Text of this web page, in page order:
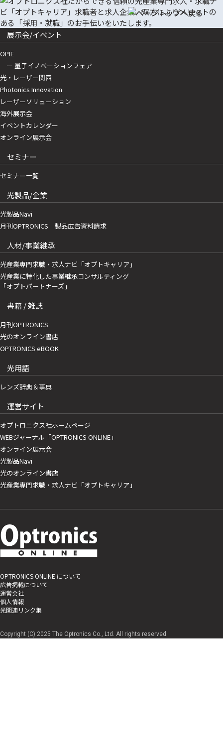
展示会/イベント
OPIE
ー 量子イノベーションフェア
光・レーザー関西
Photonics Innovation
レーザーソリューション
海外展示会
イベントカレンダー
オンライン展示会
セミナー
セミナー一覧
光製品/企業
光製品Navi
月刊OPTRONICS 製品広告資料請求
人材/事業継承
光産業専門求職・求人ナビ「オプトキャリア」
光産業に特化した事業継承コンサルティング
「オプトパートナーズ」
書籍 / 雑誌
月刊OPTRONICS
光のオンライン書店
OPTRONICS eBOOK
光用語
レンズ辞典＆事典
運営サイト
オプトロニクス社ホームページ
WEBジャーナル「OPTRONICS ONLINE」
オンライン展示会
光製品Navi
光のオンライン書店
光産業専門求職・求人ナビ「オプトキャリア」
OPTRONICS ONLINE について
広告掲載について
運営会社
個人情報
光関連リンク集
Copyright (C) 2025 The Optronics Co., Ltd. All rights reserved.